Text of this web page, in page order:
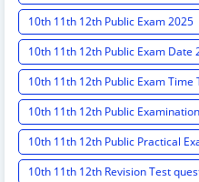
10th 11th 12th Public Exam 2025
10th 11th 12th Public Exam Date
10th 11th 12th Public Exam Time
10th 11th 12th Public
10th 11th 12th Public Practical
10th 11th 12th Revision Test